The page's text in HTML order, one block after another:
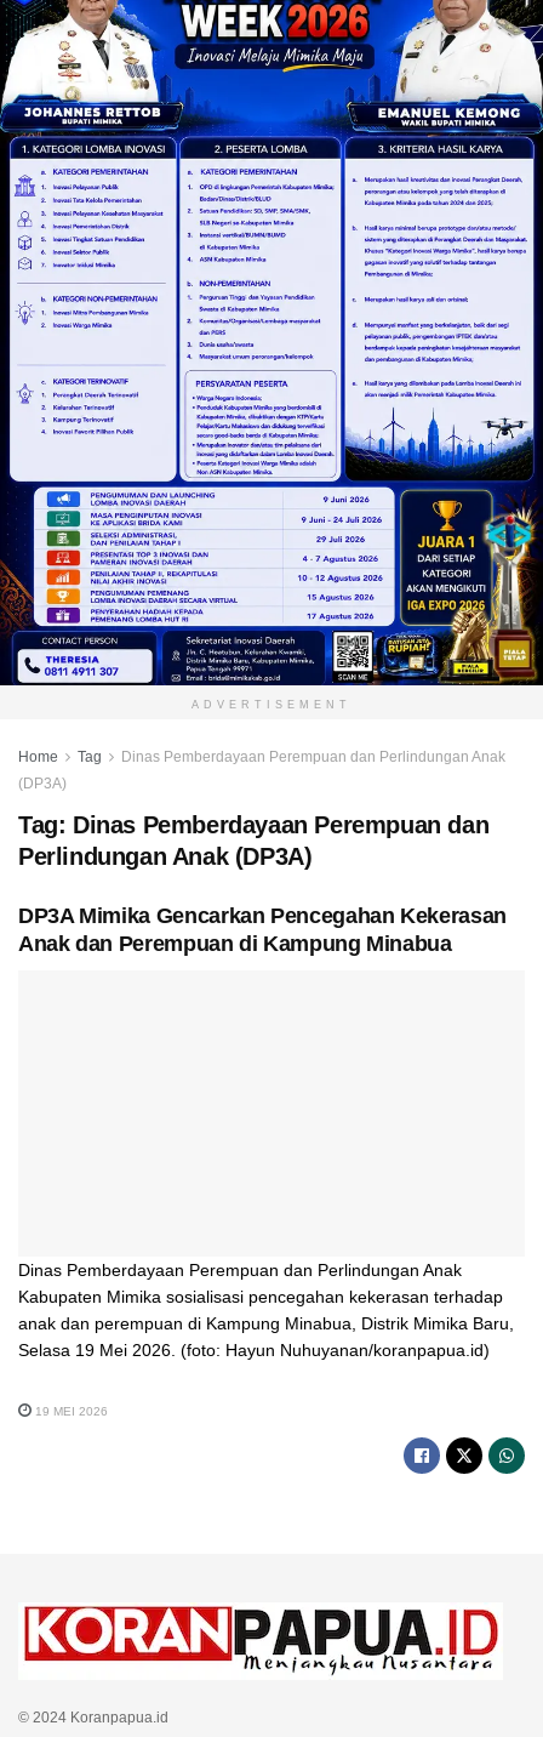
ADVERTISEMENT
Home Tag
Dinas Pemberdayaan Perempuan dan Perlindungan Anak
(DP3A)
Tag: Dinas Pemberdayaan Perempuan dan
Perlindungan Anak (DP3A)
DP3A Mimika Gencarkan Pencegahan Kekerasan
Anak dan Perempuan di Kampung Minabua
Dinas Pemberdayaan Perempuan dan Perlindungan Anak
Kabupaten Mimika sosialisasi pencegahan kekerasan terhadap
anak dan perempuan di Kampung Minabua, Distrik Mimika Baru,
Selasa 19 Mei 2026. (foto: Hayun Nuhuyanan/koranpapua.id)
19 MEI 2026
© 2024 Koranpapua.id